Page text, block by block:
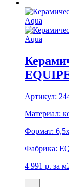
Артикул:
Материал:
Формат:
Фабрика:
4 991 р. за